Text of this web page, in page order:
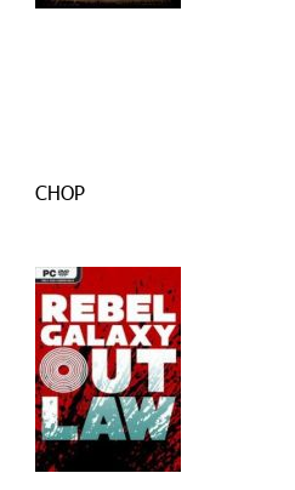
CHOP